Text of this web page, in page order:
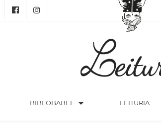
BIBLOBABEL arrow_drop_down LEITURIA